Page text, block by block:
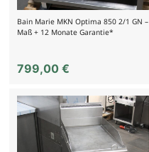
Bain Marie MKN Optima 850 2/1 GN –
Maß + 12 Monate Garantie*
799,00 €